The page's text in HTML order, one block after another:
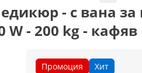
- с вана за
- 200 kg - кафяв
Промоция Хит